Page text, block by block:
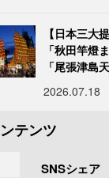
【日本三大
「秋田竿燈
「尾張津島
だしい灯火
2026.07.18
テンツ
SNSシェア